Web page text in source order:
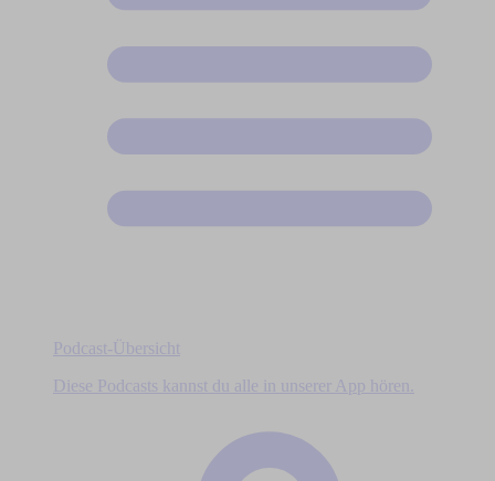
Podcast-Übersicht
Diese Podcasts kannst du alle in unserer App hören.